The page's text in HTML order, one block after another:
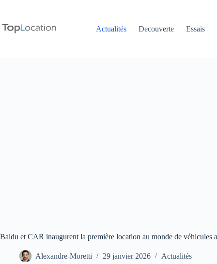
Actualités
Decouverte Essais
Baidu et CAR inaugurent la première location au monde de véhicules
Alexandre-Moretti 29 janvier 2026 Actualités